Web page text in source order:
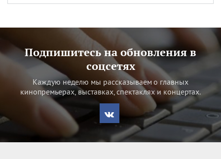
Подпишитесь на обновления в
соцсетях
Каждую неделю мы рассказываем о главных
кинопремьерах, выставках, спектаклях и концертах.